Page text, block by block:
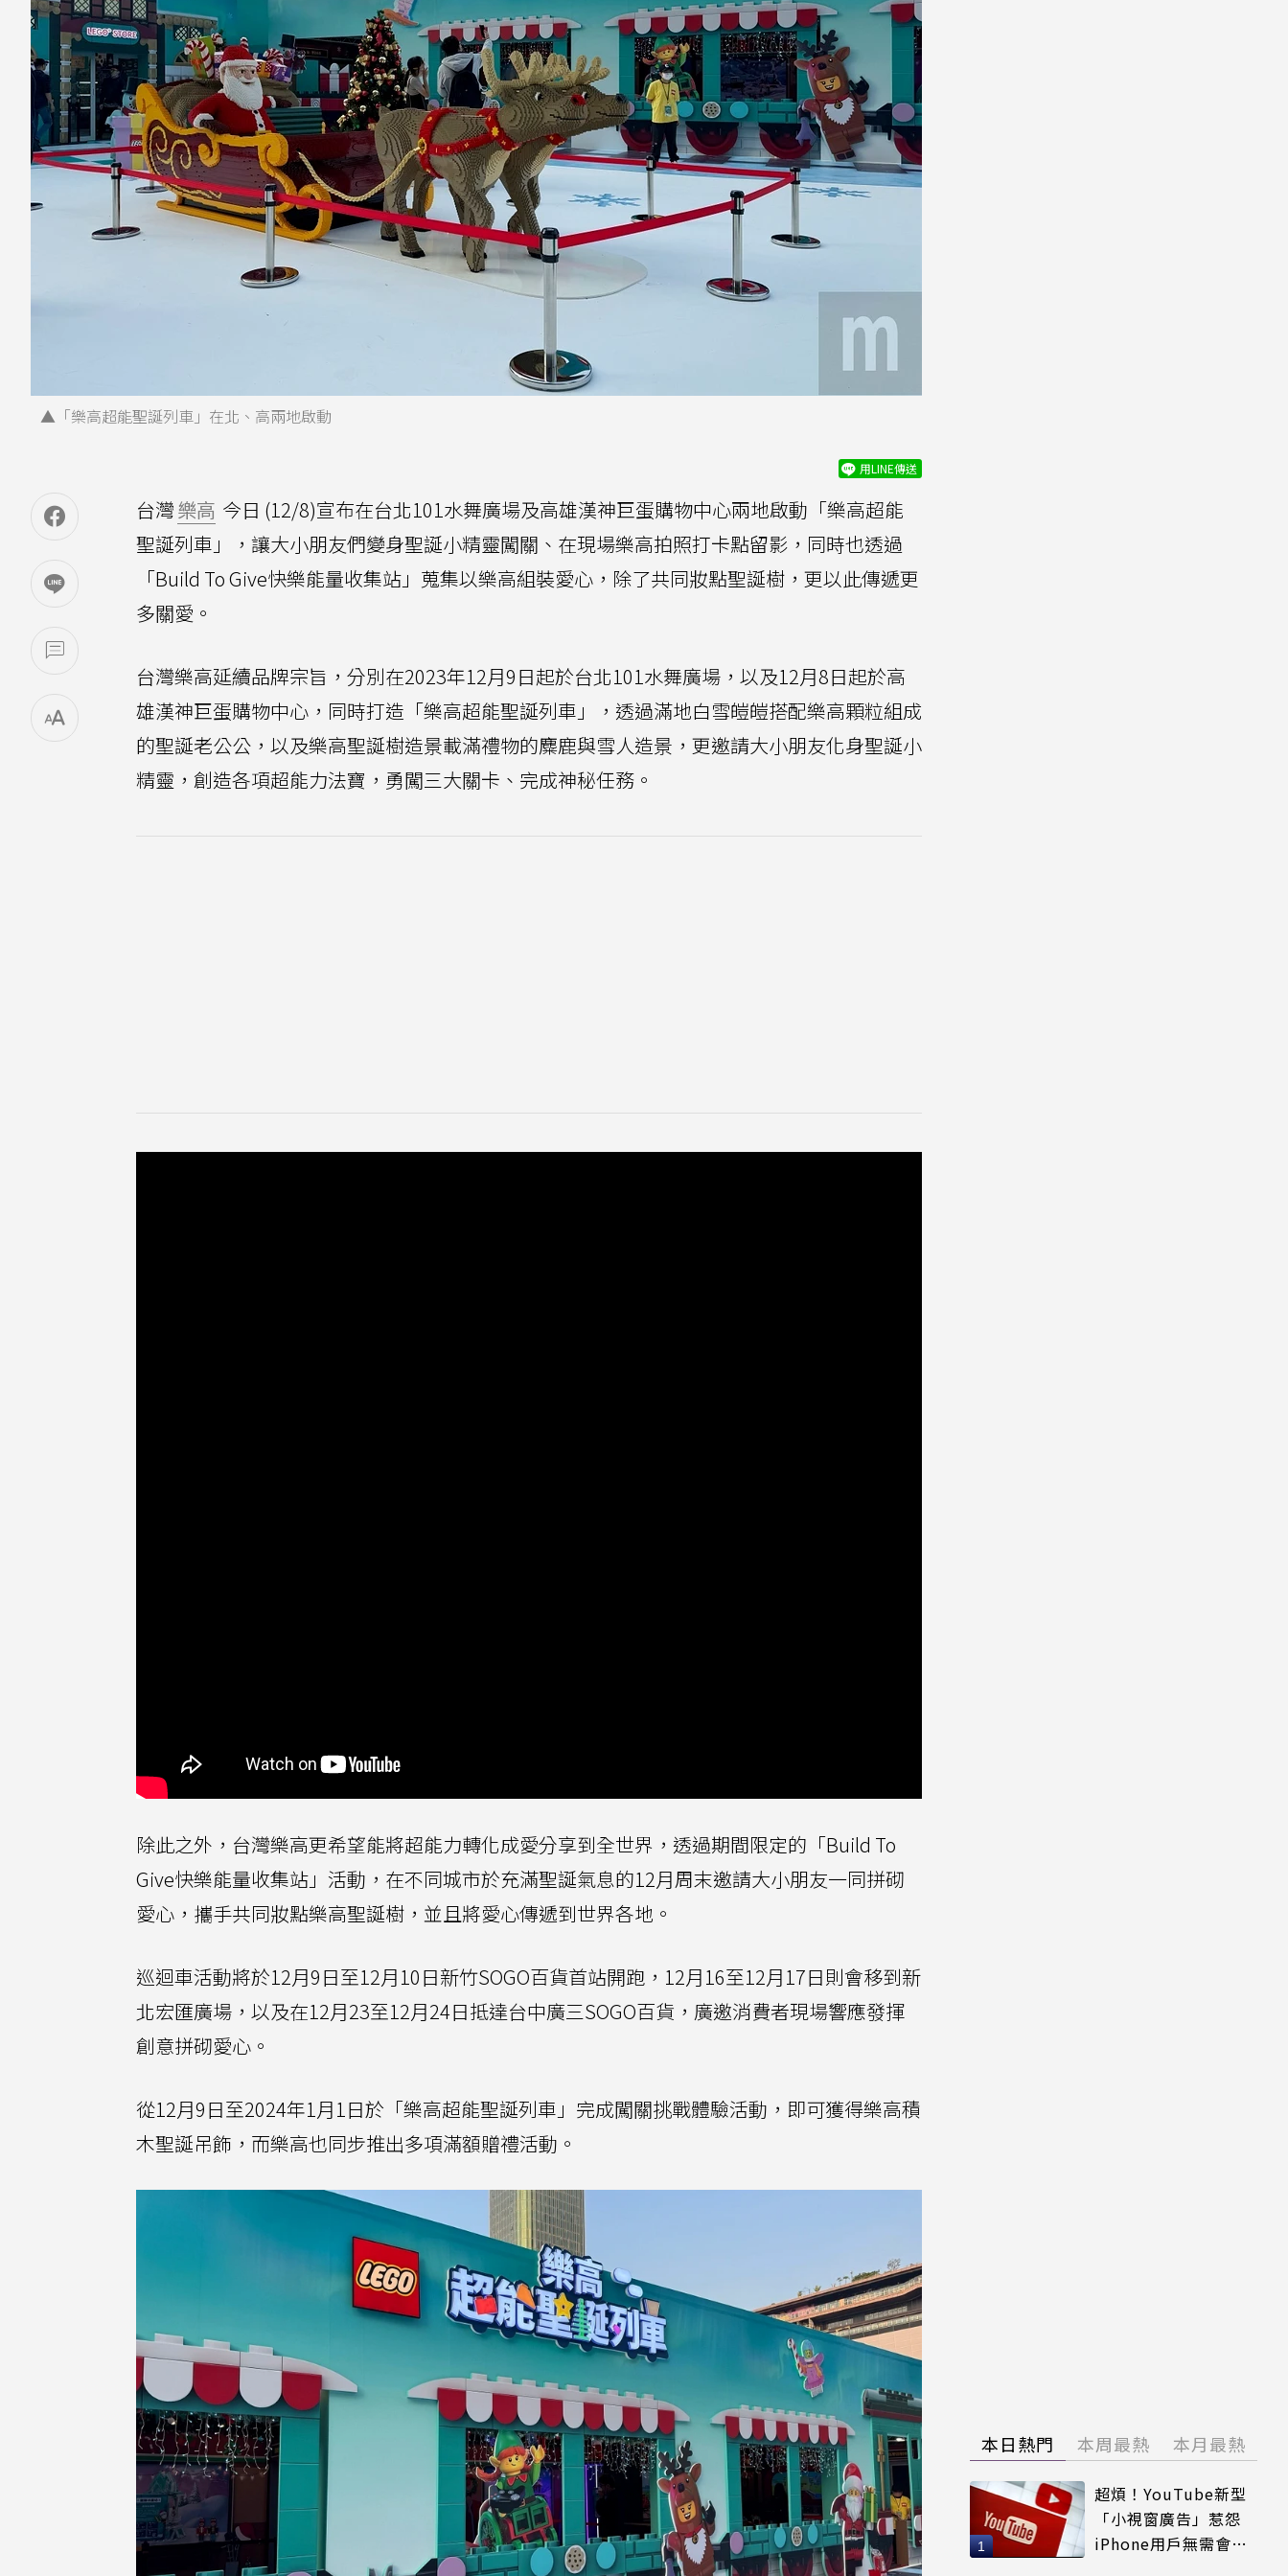
▲「樂高超能聖誕列車」在北、高兩地啟動
用LINE傳送
台灣樂高 今日 (12/8)宣布在台北101水舞廣場及高雄漢神巨蛋購物中心兩地啟動「樂高超能
聖誕列車」，讓大小朋友們變身聖誕小精靈闖關、在現場樂高拍照打卡點留影，同時也透過
「Build To Give快樂能量收集站」蒐集以樂高組裝愛心，除了共同妝點聖誕樹，更以此傳遞更
多關愛。
台灣樂高延續品牌宗旨，分別在2023年12月9日起於台北101水舞廣場，以及12月8日起於高
雄漢神巨蛋購物中心，同時打造「樂高超能聖誕列車」，透過滿地白雪皚皚搭配樂高顆粒組成
的聖誕老公公，以及樂高聖誕樹造景載滿禮物的麋鹿與雪人造景，更邀請大小朋友化身聖誕小
精靈，創造各項超能力法寶，勇闖三大關卡、完成神秘任務。
除此之外，台灣樂高更希望能將超能力轉化成愛分享到全世界，透過期間限定的「Build To
Give快樂能量收集站」活動，在不同城市於充滿聖誕氣息的12月周末邀請大小朋友一同拼砌
愛心，攜手共同妝點樂高聖誕樹，並且將愛心傳遞到世界各地。
巡迴車活動將於12月9日至12月10日新竹SOGO百貨首站開跑，12月16至12月17日則會移到新
北宏匯廣場，以及在12月23至12月24日抵達台中廣三SOGO百貨，廣邀消費者現場響應發揮
創意拼砌愛心。
從12月9日至2024年1月1日於「樂高超能聖誕列車」完成闖關挑戰體驗活動，即可獲得樂高積
木聖誕吊飾，而樂高也同步推出多項滿額贈禮活動。
本日熱門 本周最熱 本月最熱
超煩！YouTube新型
「小視窗廣告」惹怨
iPhone用戶無需會員